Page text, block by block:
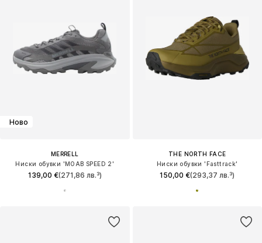
Ново
MERRELL
Ниски обувки 'MOAB SPEED 2'
139,00 €(271,86 лв.³)
THE NORTH FACE
Ниски обувки 'Fasttrack'
150,00 €(293,37 лв.³)